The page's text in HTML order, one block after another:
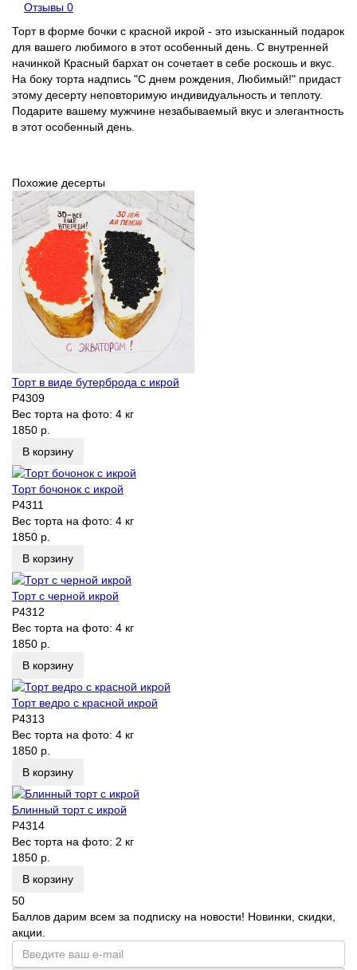
Отзывы 0
Торт в форме бочки с красной икрой - это изысканный подарок
для вашего любимого в этот особенный день. С внутренней
начинкой Красный бархат он сочетает в себе роскошь и вкус.
На боку торта надпись "С днем рождения, Любимый!" придаст
этому десерту неповторимую индивидуальность и теплоту.
Подарите вашему мужчине незабываемый вкус и элегантность
в этот особенный день.
Похожие десерты
Торт в виде бутерброда с икрой
P4309
Вес торта на фото: 4 кг
1850 р.
В корзину
Торт бочонок с икрой
P4311
Вес торта на фото: 4 кг
1850 р.
В корзину
Торт с черной икрой
P4312
Вес торта на фото: 4 кг
1850 р.
В корзину
Торт ведро с красной икрой
P4313
Вес торта на фото: 4 кг
1850 р.
В корзину
Блинный торт с икрой
P4314
Вес торта на фото: 2 кг
1850 р.
В корзину
50
Баллов дарим всем за подписку на новости! Новинки, скидки,
акции.